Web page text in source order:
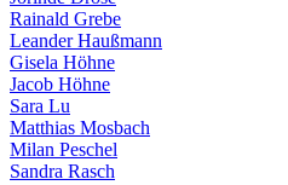
Rainald Grebe
Leander Haußmann
Gisela Höhne
Jacob Höhne
Sara Lu
Matthias Mosbach
Milan Peschel
Sandra Rasch